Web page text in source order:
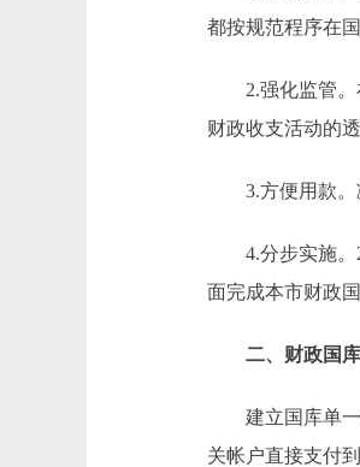
都按规范程序在
2.强化监管。在
财政收支活动的
3.方便用款。减
4.分步实施。
面完成本市财政
二、财政国
建立国库单一
关帐户直接支付